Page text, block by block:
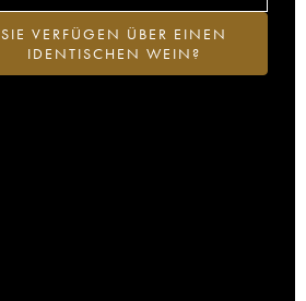
SIE VERFÜGEN ÜBER EINEN
IDENTISCHEN WEIN?